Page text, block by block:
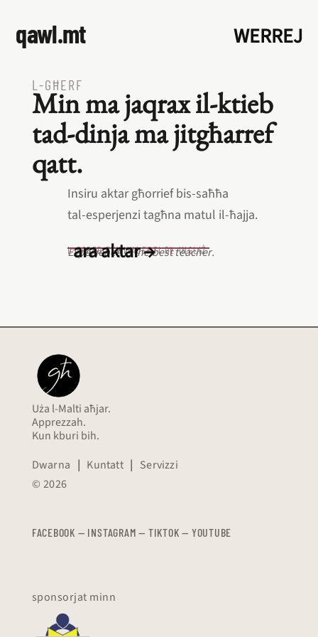
qawl.mt WERREJ
L‑GĦERF
Min ma jaqrax il‑ktieb
tad‑dinja ma jitgħarref
qatt.
Insiru aktar għorrief bis‑saħħa
tal‑esperjenzi tagħna matul il‑ħajja.
L‑EQREB EKWIVALENTI BL‑INGLIŻ
Experience is the best teacher.
ara aktar →
Uża l-Malti aħjar.
Apprezzah.
Kun kburi bih.
Dwarna | Kuntatt | Servizzi
© 2026
FACEBOOK — INSTAGRAM — TIKTOK — YOUTUBE
sponsorjat minn